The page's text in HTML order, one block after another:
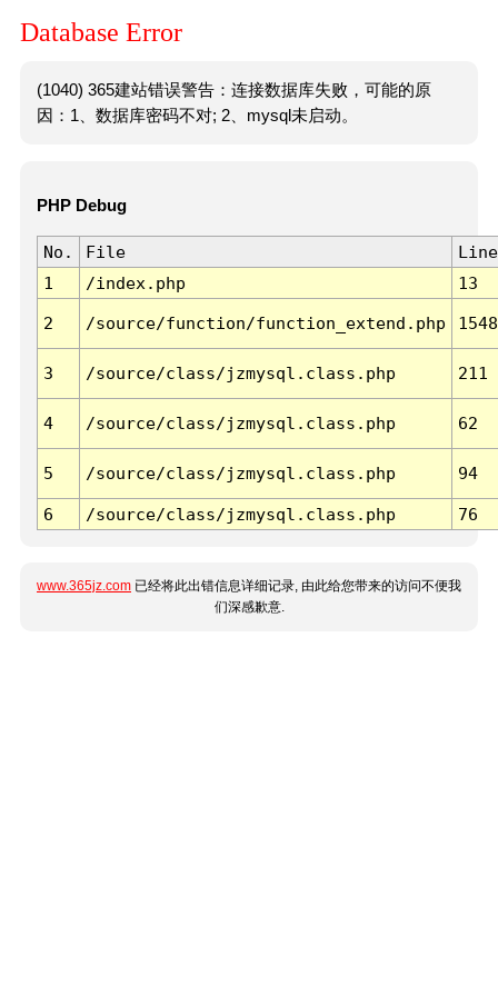
Database Error
(1040) 365建站错误警告：连接数据库失败，可能的原
因：1、数据库密码不对; 2、mysql未启动。
PHP Debug
No. File
Line
1
/index.php 13
2 /source/function/function_extend.php 1548
3 /source/class/jzmysql.class.php 211
4 /source/class/jzmysql.class.php 62
5 /source/class/jzmysql.class.php 94
6 /source/class/jzmysql.class.php 76
www.365jz.com 已经将此出错信息详细记录, 由此给您带来的访问不便我
们深感歉意.